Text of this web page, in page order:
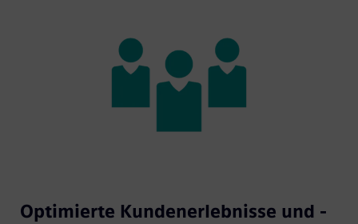
Optimierte Kundenerlebnisse und -